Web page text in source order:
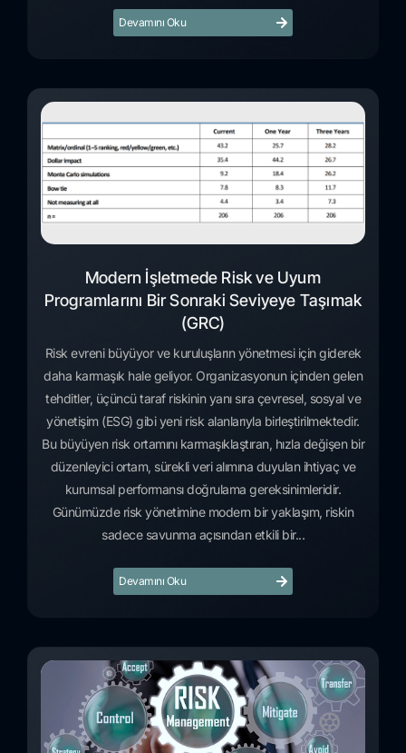
Devamını Oku
Modern İşletmede Risk ve Uyum
Programlarını Bir Sonraki Seviyeye Taşımak
(GRC)
Risk evreni büyüyor ve kuruluşların yönetmesi için giderek
daha karmaşık hale geliyor. Organizasyonun içinden gelen
tehditler, üçüncü taraf riskinin yanı sıra çevresel, sosyal ve
yönetişim (ESG) gibi yeni risk alanlarıyla birleştirilmektedir.
Bu büyüyen risk ortamını karmaşıklaştıran, hızla değişen bir
düzenleyici ortam, sürekli veri alımına duyulan ihtiyaç ve
kurumsal performansı doğrulama gereksinimleridir.
Günümüzde risk yönetimine modern bir yaklaşım, riskin
sadece savunma açısından etkili bir...
Devamını Oku